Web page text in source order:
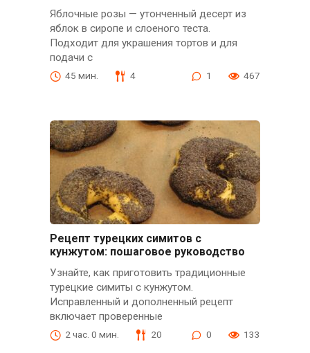
Яблочные розы — утонченный десерт из
яблок в сиропе и слоеного теста.
Подходит для украшения тортов и для
подачи с
45 мин. 4 1 467
Рецепт турецких симитов с
кунжутом: пошаговое руководство
Узнайте, как приготовить традиционные
турецкие симиты с кунжутом.
Исправленный и дополненный рецепт
включает проверенные
2 час. 0 мин. 20 0 133